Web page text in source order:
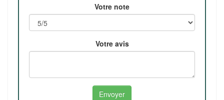
Votre note
Votre avis